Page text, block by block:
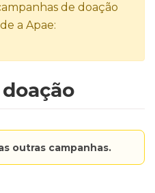
de doação
a Apae:
outras campanhas.